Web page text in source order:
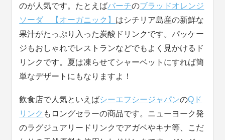
のが人気です。たとえばバーチのブラッドオレンジ
ソーダ 【オーガニック】 はシチリア島産の新鮮な
果汁がたっぷり入った炭酸ドリンクです。パッケー
ジもおしゃれでレストランなどでもよく見かけるド
リンクです。夏は凍らせてシャーベットにすれば簡
単なデザートにもなりますよ！
飲食店で人気といえばシーエフシージャパンのQド
リンク もロングセラーの商品です。ニューヨーク発
のラグジュアリー ドリンク でアガベやキナ等、こだ